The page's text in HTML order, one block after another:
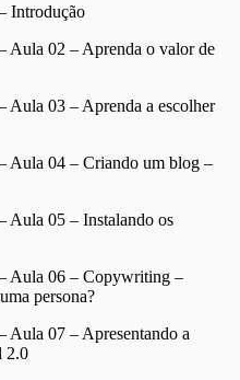
Introdução
Aula 02 – Aprenda o valor de
Aula 03 – Aprenda a escolher
Aula 04 – Criando um blog –
Aula 05 – Instalando os
Aula 06 – Copywriting –
persona?
Aula 07 – Apresentando a
2.0